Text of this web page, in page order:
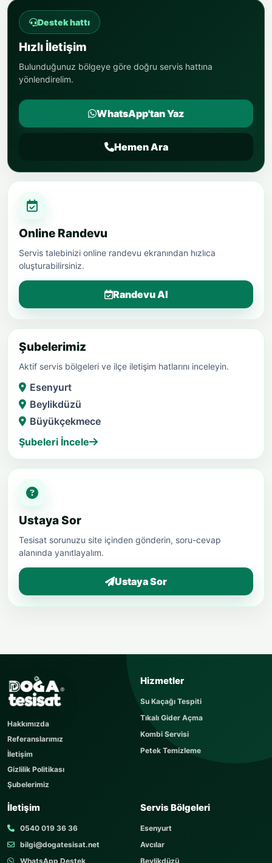
Destek hattı
Hızlı İletişim
Bulunduğunuz bölgeye göre doğru servis hattına
yönlendirelim.
WhatsApp'tan Yaz
Hemen Ara
Online Randevu
Servis talebinizi online randevu ekranından hızlıca
oluşturabilirsiniz.
Randevu Al
Şubelerimiz
Aktif servis bölgeleri ve ilçe iletişim hatlarını inceleyin.
Esenyurt
Beylikdüzü
Büyükçekmece
Şubeleri İncele
Ustaya Sor
Tesisat sorunuzu site içinden gönderin, soru-cevap
alanında yanıtlayalım.
Ustaya Sor
Sorunuzu kısaca yazın
Sorunuz hemen yayınlanır, cevabı yaklaşık 60
dakika içerisinde cevaplanır. Sorular sayfamızı
KONU
Hakkımızda
Referanslarımız
İletişim
Gizlilik Politikası
Şubelerimiz
Hizmetler
Su Kaçağı Tespiti
Tıkalı Gider Açma
Kombi Servisi
Petek Temizleme
İletişim
0540 019 36 36
bilgi@dogatesisat.net
WhatsApp Destek
Servis Bölgeleri
Esenyurt
Avcılar
Beylikdüzü